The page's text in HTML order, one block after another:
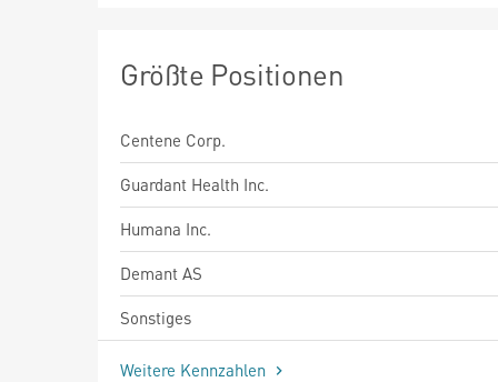
Größte Positionen
Centene Corp.
Guardant Health Inc.
Humana Inc.
Demant AS
Sonstiges
Weitere Kennzahlen